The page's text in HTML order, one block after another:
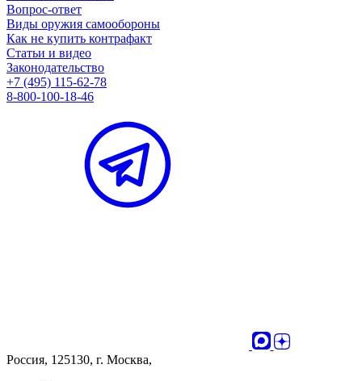
Вопрос-ответ
Виды оружия самообороны
Как не купить контрафакт
Статьи и видео
Законодательство
+7 (495) 115-62-78
8-800-100-18-46
Россия, 125130, г. Москва,